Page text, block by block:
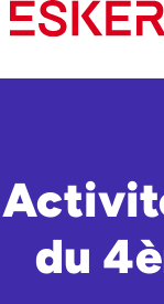
Skip
to
content
du